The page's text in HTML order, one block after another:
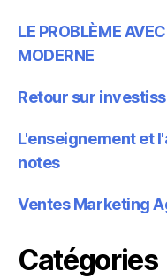
LE PROBLÈME
MODERNE
Retour sur
L'enseignement et
notes
Ventes Marketing
Catégories